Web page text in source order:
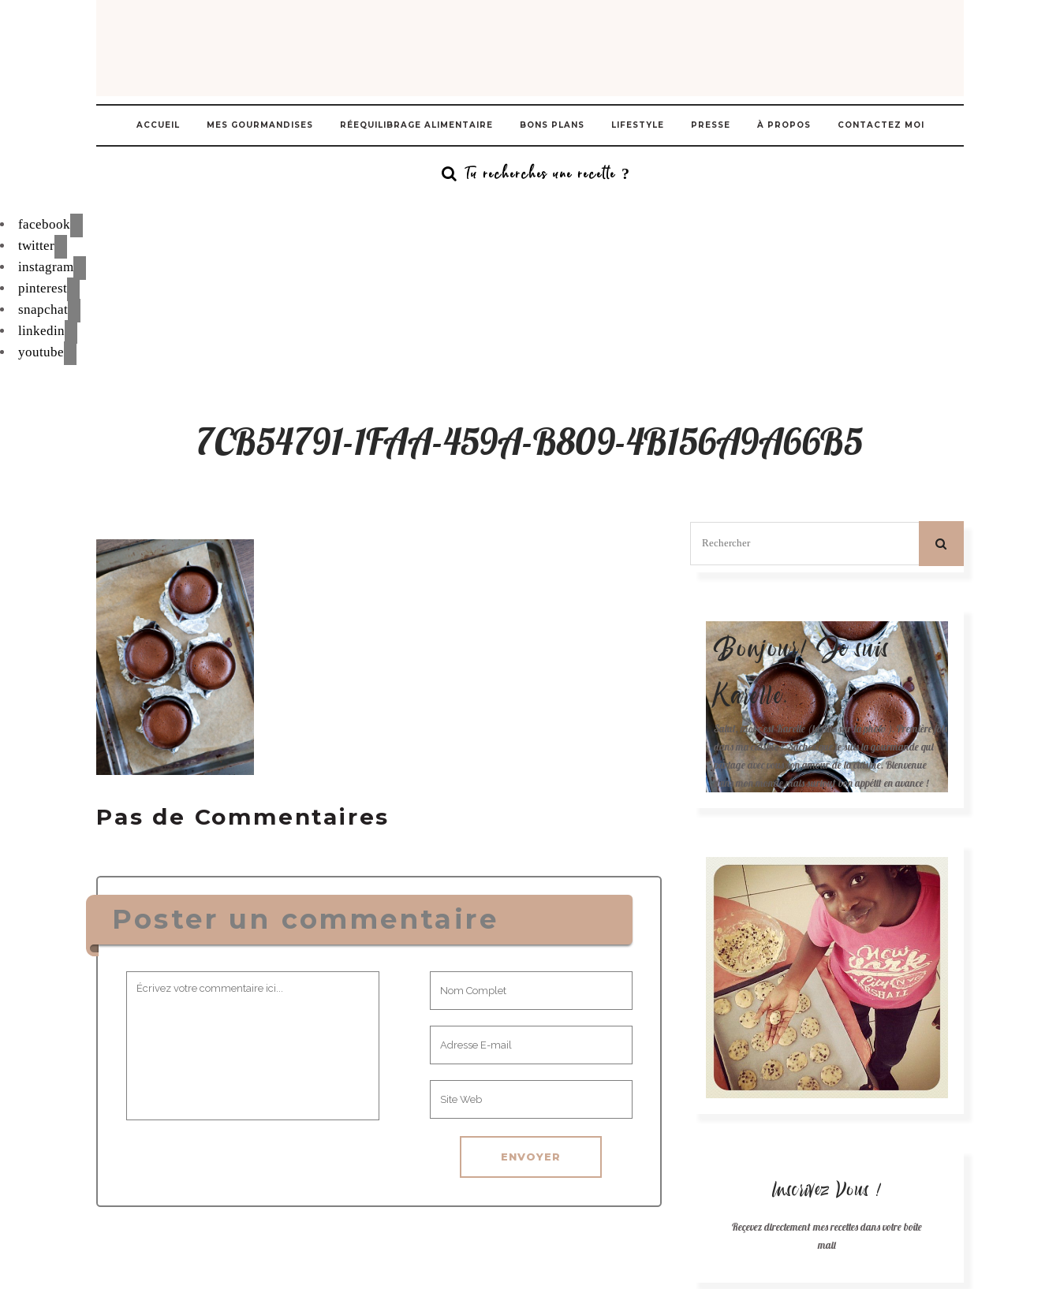
ACCUEIL MES GOURMANDISES RÉEQUILIBRAGE ALIMENTAIRE BONS PLANS LIFESTYLE PRESSE À PROPOS CONTACTEZ MOI
facebook
twitter
instagram
pinterest
snapchat
linkedin
youtube
7CB54791-1FAA-459A-B809-4B156A9A66B5
Pas de Commentaires
Poster un commentaire
Bonjour! Je suis
Karelle.
Salut, moi c'est Karelle (la fille sur la photo ). Première fois
dans ma cuisine ? Sachez que je suis la gourmande qui
partage avec vous son amour de la cuisine. Bienvenue
dans mon monde mais surtout bon appétit en avance !
Inscrivez Vous !
Reçevez directement mes recettes dans votre boîte
mail